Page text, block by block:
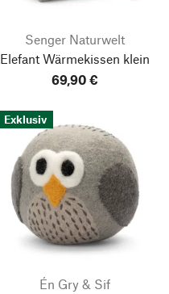
Senger Naturwelt
Elefant Wärmekissen klein
69,90 €
Exklusiv
Én Gry & Sif